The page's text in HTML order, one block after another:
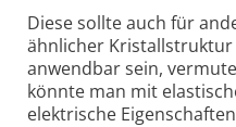
Diese sollte auch für
ähnlicher Kristall­struktur
anwendbar sein,
könnte man mit
elektrische